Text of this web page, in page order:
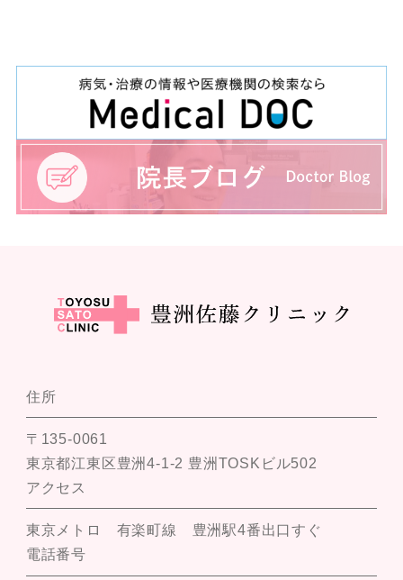
住所
〒135-0061
東京都江東区豊洲4-1-2 豊洲TOSKビル502
アクセス
東京メトロ 有楽町線 豊洲駅4番出口すぐ
電話番号